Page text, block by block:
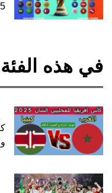
في هذه الفئة